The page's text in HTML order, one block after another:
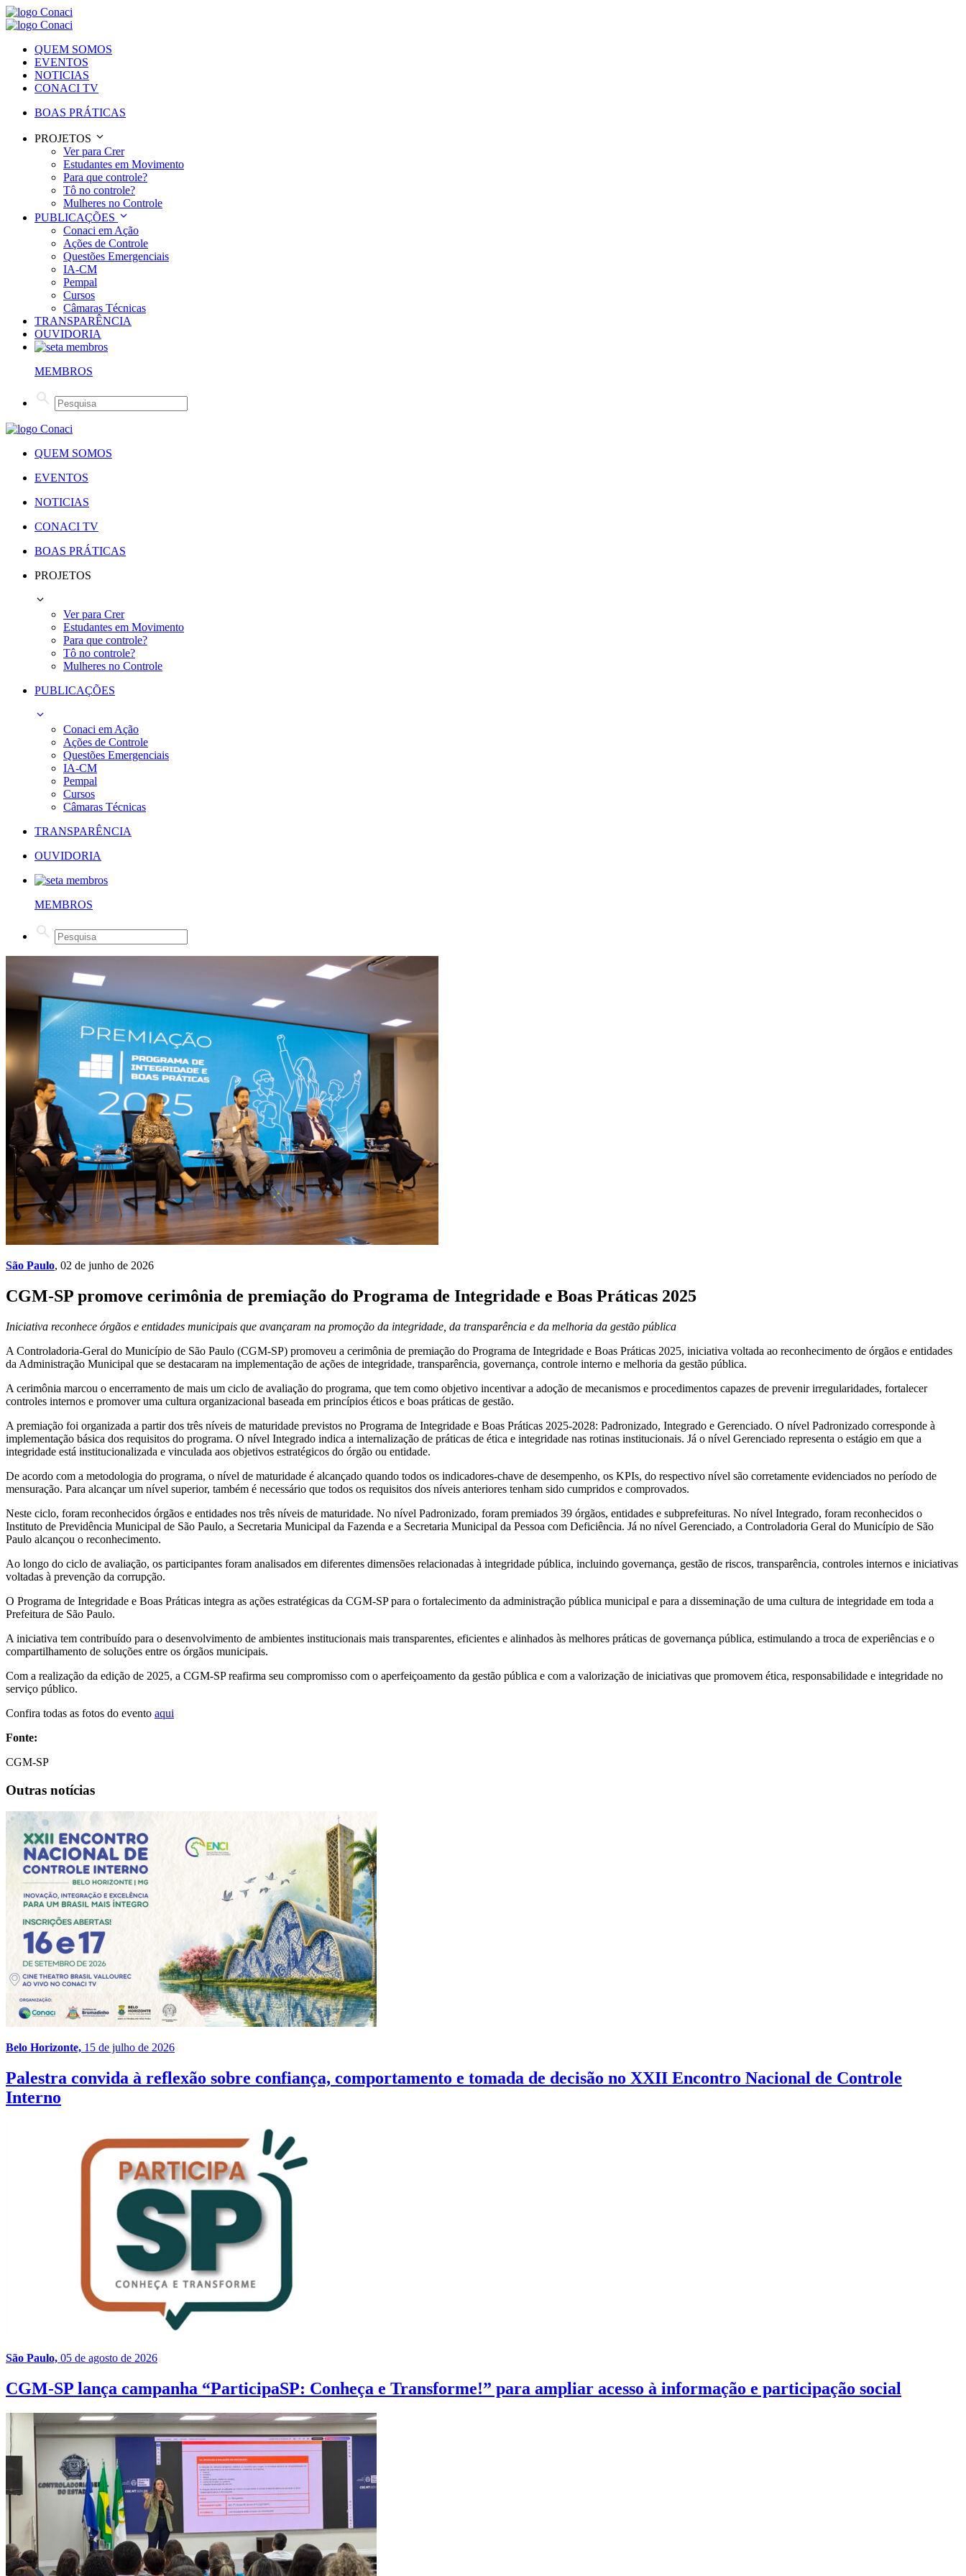
QUEM SOMOS
EVENTOS
NOTICIAS
CONACI TV
BOAS PRÁTICAS
PROJETOS
Ver para Crer
Estudantes em Movimento
Para que controle?
Tô no controle?
Mulheres no Controle
PUBLICAÇÕES
Conaci em Ação
Ações de Controle
Questões Emergenciais
IA-CM
Pempal
Cursos
Câmaras Técnicas
TRANSPARÊNCIA
OUVIDORIA
MEMBROS
QUEM SOMOS
EVENTOS
NOTICIAS
CONACI TV
BOAS PRÁTICAS
PROJETOS
Ver para Crer
Estudantes em Movimento
Para que controle?
Tô no controle?
Mulheres no Controle
PUBLICAÇÕES
Conaci em Ação
Ações de Controle
Questões Emergenciais
IA-CM
Pempal
Cursos
Câmaras Técnicas
TRANSPARÊNCIA
OUVIDORIA
MEMBROS
São Paulo, 02 de junho de 2026
CGM-SP promove cerimônia de premiação do Programa de Integridade e Boas Práticas 2025
Iniciativa reconhece órgãos e entidades municipais que avançaram na promoção da integridade, da transparência e da melhoria da gestão pública
A Controladoria-Geral do Município de São Paulo (CGM-SP) promoveu a cerimônia de premiação do Programa de Integridade e Boas Práticas 2025, iniciativa voltada ao reconhecimento de órgãos e entidades
da Administração Municipal que se destacaram na implementação de ações de integridade, transparência, governança, controle interno e melhoria da gestão pública.
A cerimônia marcou o encerramento de mais um ciclo de avaliação do programa, que tem como objetivo incentivar a adoção de mecanismos e procedimentos capazes de prevenir irregularidades, fortalecer
controles internos e promover uma cultura organizacional baseada em princípios éticos e boas práticas de gestão.
A premiação foi organizada a partir dos três níveis de maturidade previstos no Programa de Integridade e Boas Práticas 2025-2028: Padronizado, Integrado e Gerenciado. O nível Padronizado corresponde à
implementação básica dos requisitos do programa. O nível Integrado indica a internalização de práticas de ética e integridade nas rotinas institucionais. Já o nível Gerenciado representa o estágio em que a
integridade está institucionalizada e vinculada aos objetivos estratégicos do órgão ou entidade.
De acordo com a metodologia do programa, o nível de maturidade é alcançado quando todos os indicadores-chave de desempenho, os KPIs, do respectivo nível são corretamente evidenciados no período de
mensuração. Para alcançar um nível superior, também é necessário que todos os requisitos dos níveis anteriores tenham sido cumpridos e comprovados.
Neste ciclo, foram reconhecidos órgãos e entidades nos três níveis de maturidade. No nível Padronizado, foram premiados 39 órgãos, entidades e subprefeituras. No nível Integrado, foram reconhecidos o
Instituto de Previdência Municipal de São Paulo, a Secretaria Municipal da Fazenda e a Secretaria Municipal da Pessoa com Deficiência. Já no nível Gerenciado, a Controladoria Geral do Município de São
Paulo alcançou o reconhecimento.
Ao longo do ciclo de avaliação, os participantes foram analisados em diferentes dimensões relacionadas à integridade pública, incluindo governança, gestão de riscos, transparência, controles internos e iniciativas
voltadas à prevenção da corrupção.
O Programa de Integridade e Boas Práticas integra as ações estratégicas da CGM-SP para o fortalecimento da administração pública municipal e para a disseminação de uma cultura de integridade em toda a
Prefeitura de São Paulo.
A iniciativa tem contribuído para o desenvolvimento de ambientes institucionais mais transparentes, eficientes e alinhados às melhores práticas de governança pública, estimulando a troca de experiências e o
compartilhamento de soluções entre os órgãos municipais.
Com a realização da edição de 2025, a CGM-SP reafirma seu compromisso com o aperfeiçoamento da gestão pública e com a valorização de iniciativas que promovem ética, responsabilidade e integridade no
serviço público.
Confira todas as fotos do evento aqui
Fonte:
CGM-SP
Outras notícias
Belo Horizonte, 15 de julho de 2026
Palestra convida à reflexão sobre confiança, comportamento e tomada de decisão no XXII Encontro Nacional de Controle
Interno
São Paulo, 05 de agosto de 2026
CGM-SP lança campanha “ParticipaSP: Conheça e Transforme!” para ampliar acesso à informação e participação social